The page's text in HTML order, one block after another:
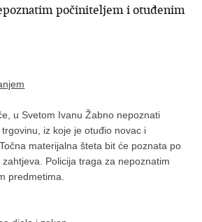
počiniteljem i otuđenim
u Svetom Ivanu Žabno nepoznati
iz koje je otuđio novac i
materijalna šteta bit će poznata po
Policija traga za nepoznatim
predmetima.